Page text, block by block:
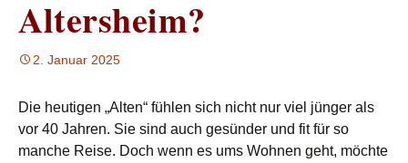
Altersheim?
2. Januar 2025
Die heutigen „Alten“ fühlen sich nicht nur viel jünger als
vor 40 Jahren. Sie sind auch gesünder und fit für so
manche Reise. Doch wenn es ums Wohnen geht, möchte